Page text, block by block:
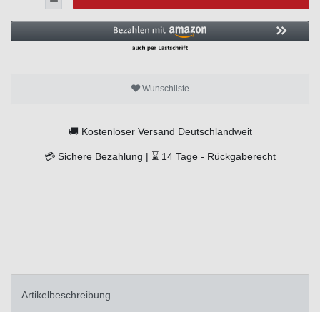
Wunschliste
🚚 Kostenloser Versand Deutschlandweit
💳 Sichere Bezahlung | ⌛ 14 Tage - Rückgaberecht
Artikelbeschreibung